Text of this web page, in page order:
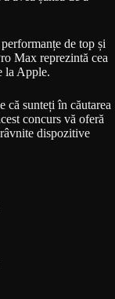
de top și
Max reprezintă cea
la Apple.
sunteți în căutarea
concurs vă oferă
dispozitive